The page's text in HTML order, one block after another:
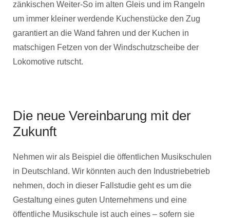
zänkischen Weiter-So im alten Gleis und im Rangeln
um immer kleiner werdende Kuchenstücke den Zug
garantiert an die Wand fahren und der Kuchen in
matschigen Fetzen von der Windschutzscheibe der
Lokomotive rutscht.
Die neue Vereinbarung mit der
Zukunft
Nehmen wir als Beispiel die öffentlichen Musikschulen
in Deutschland. Wir könnten auch den Industriebetrieb
nehmen, doch in dieser Fallstudie geht es um die
Gestaltung eines guten Unternehmens und eine
öffentliche Musikschule ist auch eines – sofern sie